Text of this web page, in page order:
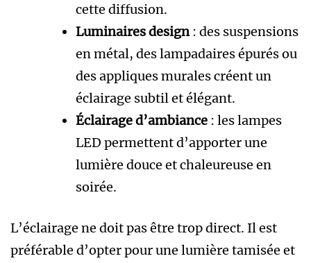
cette diffusion.
Luminaires design: des suspensions
en métal, des lampadaires épurés ou
des appliques murales créent un
éclairage subtil et élégant.
Éclairage d’ambiance : les lampes
LED permettent d’apporter une
lumière douce et chaleureuse en
soirée.
L’éclairage ne doit pas être trop direct. Il est
préférable d’opter pour une lumière tamisée et